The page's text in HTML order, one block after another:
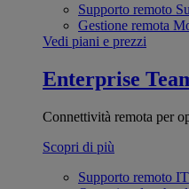
Supporto remoto
Gestione remota
Vedi piani e prezzi
Enterprise
Connettività remota per
Scopri di più
Supporto remoto IT